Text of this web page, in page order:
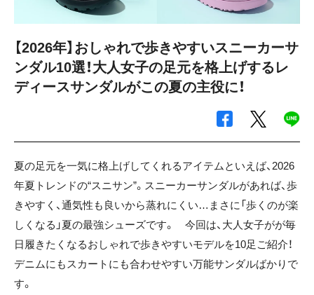
【2026年】おしゃれで歩きやすいスニーカーサ
ンダル10選！大人女子の足元を格上げするレ
ディースサンダルがこの夏の主役に！
夏の足元を一気に格上げしてくれるアイテムといえば、2026
年夏トレンドの“スニサン”。スニーカーサンダルがあれば、歩
きやすく、通気性も良いから蒸れにくい…まさに「歩くのが楽
しくなる」夏の最強シューズです。 今回は、大人女子がが毎
日履きたくなるおしゃれで歩きやすいモデルを10足ご紹介！
デニムにもスカートにも合わせやすい万能サンダルばかりで
す。